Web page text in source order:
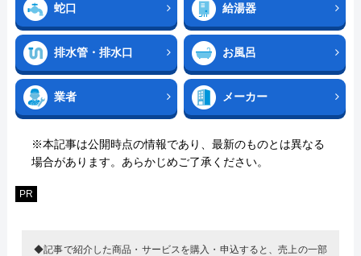
蛇口 給湯器
排水管・排水口 お風呂
業者 メーカー
※本記事は公開時点の情報であり、最新のものとは異なる
場合があります。あらかじめご了承ください。
PR
◆記事で紹介した商品・サービスを購入・申込すると、売上の一部